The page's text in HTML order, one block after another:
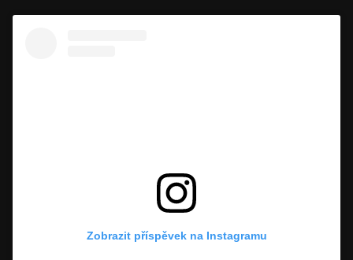
Zobrazit příspěvek na Instagramu